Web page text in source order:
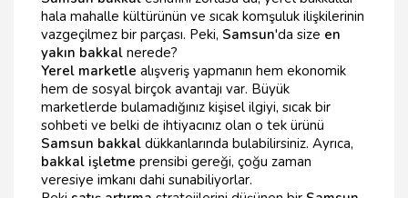
hala mahalle kültürünün ve sıcak komşuluk ilişkilerinin
vazgeçilmez bir parçası. Peki, Samsun'da size en
yakın bakkal nerede?
Yerel marketle alışveriş yapmanın hem ekonomik
hem de sosyal birçok avantajı var. Büyük
marketlerde bulamadığınız kişisel ilgiyi, sıcak bir
sohbeti ve belki de ihtiyacınız olan o tek ürünü
Samsun bakkal dükkanlarında bulabilirsiniz. Ayrıca,
bakkal işletme prensibi gereği, çoğu zaman
veresiye imkanı dahi sunabiliyorlar.